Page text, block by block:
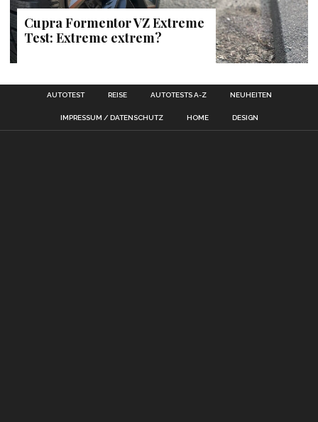
Cupra Formentor VZ Extreme
Test: Extreme extrem?
AUTOTEST REISE AUTOTESTS A-Z NEUHEITEN
IMPRESSUM / DATENSCHUTZ HOME DESIGN